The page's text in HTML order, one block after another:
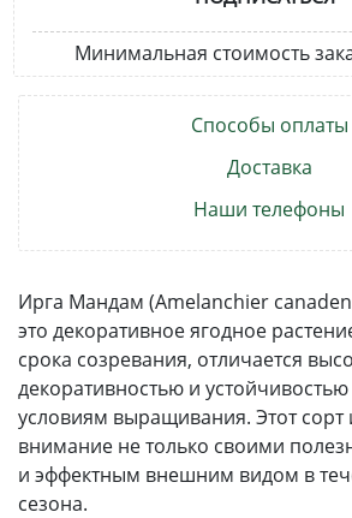
Минимальная стоимость
Способы оплаты
Доставка
Наши телефоны
Ирга Мандам (Amelanchier
это декоративное ягодное
срока созревания, отличается
декоративностью и
условиям выращивания. Этот сорт
внимание не только своими
и эффектным внешним видом в
сезона.